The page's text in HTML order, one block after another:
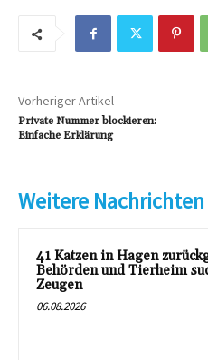
Vorheriger Artikel
Private Nummer blockieren:
Einfache Erklärung
Weitere Nachrichten
41 Katzen in Hagen
Behörden und Tierheim
Zeugen
06.08.2026